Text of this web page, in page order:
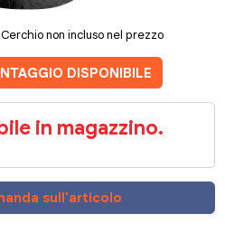
non incluso nel prezzo
DISPONIBILE
in magazzino.
sull'articolo